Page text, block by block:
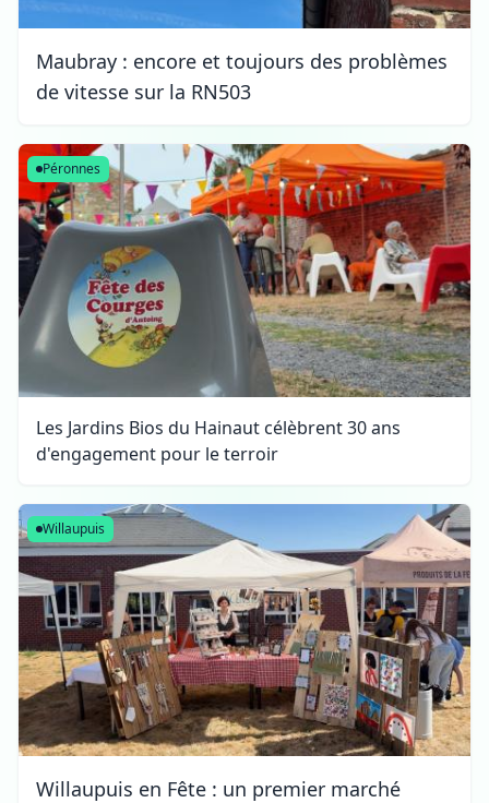
Maubray : encore et toujours des problèmes
de vitesse sur la RN503
Péronnes
Les Jardins Bios du Hainaut célèbrent 30 ans
d'engagement pour le terroir
Willaupuis
Willaupuis en Fête : un premier marché